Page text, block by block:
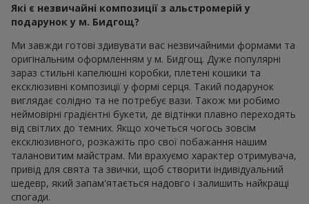
Які є незвичайні композиції з альстромерій у
подарунок у м. Бидгощ?
Ми завжди готові здивувати вас незвичайними формами та
оригінальним оформленням у м. Бидгощ. Дуже популярні
зараз стильні капелюшні коробки, плетені кошики та
ексклюзивні композиції у формі серця. Такий подарунок
виглядає солідно та не потребує вази. Також ми робимо
неймовірні градієнтні букети, де відтінки плавно переходять
від світлих до темних. Якщо хочеться чогось зовсім
ексклюзивного, розкажіть про свої побажання нашим
талановитим майстрам. Ми врахуємо характер отримувача,
привід для свята та звички, щоб створити індивідуальний
шедевр, який запам'ятається надовго і залишить найкращі
спогади.